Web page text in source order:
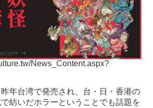
News_Content.aspx?
年台湾で発売され、台・日・香港の
紡いだホラーということでも話題を